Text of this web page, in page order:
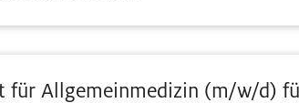
für Allgemeinmedizin (m/w/d)